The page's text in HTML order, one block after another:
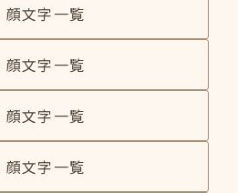
顔文字一覧
顔文字一覧
顔文字一覧
顔文字一覧